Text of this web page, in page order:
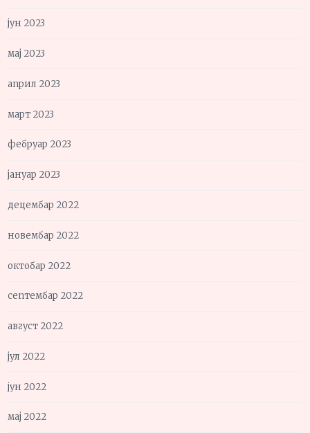
јун 2023
мај 2023
април 2023
март 2023
фебруар 2023
јануар 2023
децембар 2022
новембар 2022
октобар 2022
септембар 2022
август 2022
јул 2022
јун 2022
мај 2022